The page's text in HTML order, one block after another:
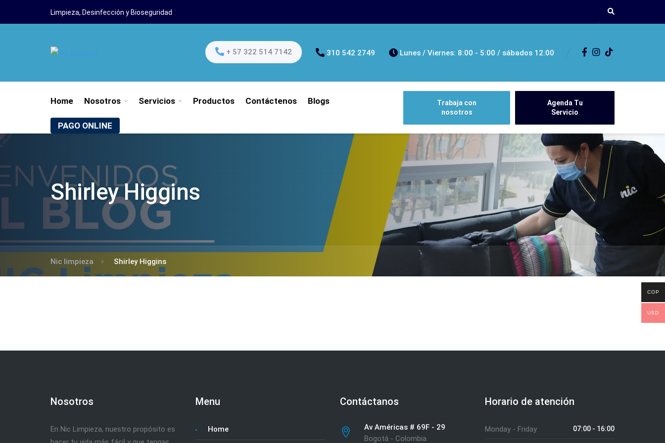
Limpieza, Desinfección y Bioseguridad
+ 57 322 514 7142 310 542 2749 Lunes / Viernes: 8:00 - 5:00 / sábados 12:00
Home Nosotros Servicios Productos Contáctenos Blogs
PAGO ONLINE
Trabaja con
nosotros
Agenda Tu
Servicio
Shirley Higgins
Nic limpieza Shirley Higgins
Nosotros
En Nic Limpieza, nuestro propósito es
Menu
Home
Contáctanos
Av Américas # 69F - 29
Bogotá - Colombia
Horario de atención
Monday - Friday 07:00 - 16:00
COP
USD